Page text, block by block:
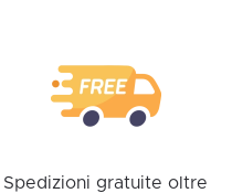
possono
essere
pagina
Spedizioni gratuite oltre